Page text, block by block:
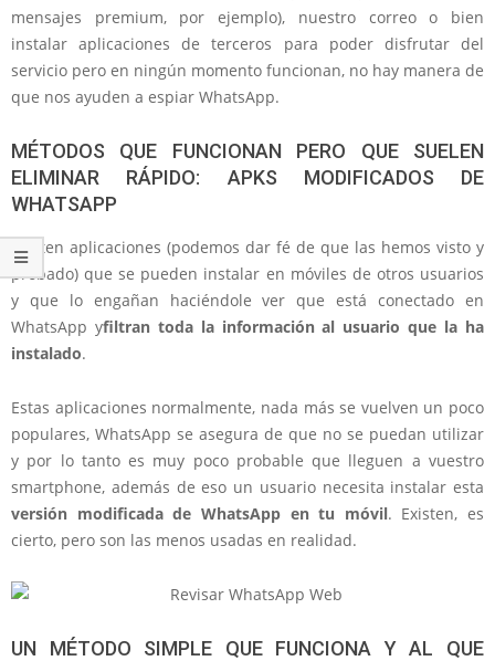
mensajes premium, por ejemplo), nuestro correo o bien
instalar aplicaciones de terceros para poder disfrutar del
servicio pero en ningún momento funcionan, no hay manera de
que nos ayuden a espiar WhatsApp.
MÉTODOS QUE FUNCIONAN PERO QUE SUELEN
ELIMINAR RÁPIDO: APKS MODIFICADOS DE
WHATSAPP
Existen aplicaciones (podemos dar fé de que las hemos visto y
probado) que se pueden instalar en móviles de otros usuarios
y que lo engañan haciéndole ver que está conectado en
WhatsApp yfiltran toda la información al usuario que la ha
instalado.
Estas aplicaciones normalmente, nada más se vuelven un poco
populares, WhatsApp se asegura de que no se puedan utilizar
y por lo tanto es muy poco probable que lleguen a vuestro
smartphone, además de eso un usuario necesita instalar esta
versión modificada de WhatsApp en tu móvil. Existen, es
cierto, pero son las menos usadas en realidad.
UN MÉTODO SIMPLE QUE FUNCIONA Y AL QUE